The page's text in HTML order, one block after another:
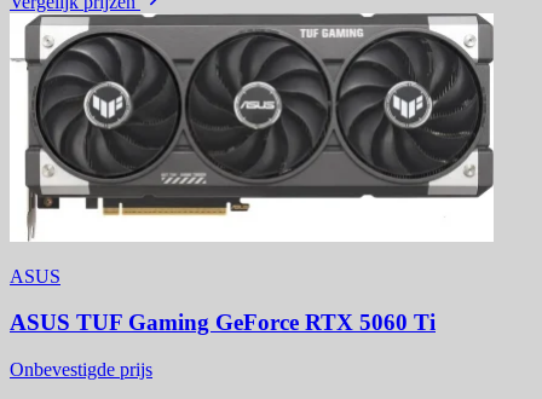
ASUS
ASUS TUF Gaming GeForce RTX 5060 Ti
Onbevestigde prijs